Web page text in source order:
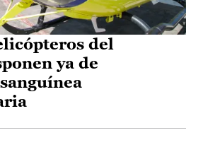
del
ya de